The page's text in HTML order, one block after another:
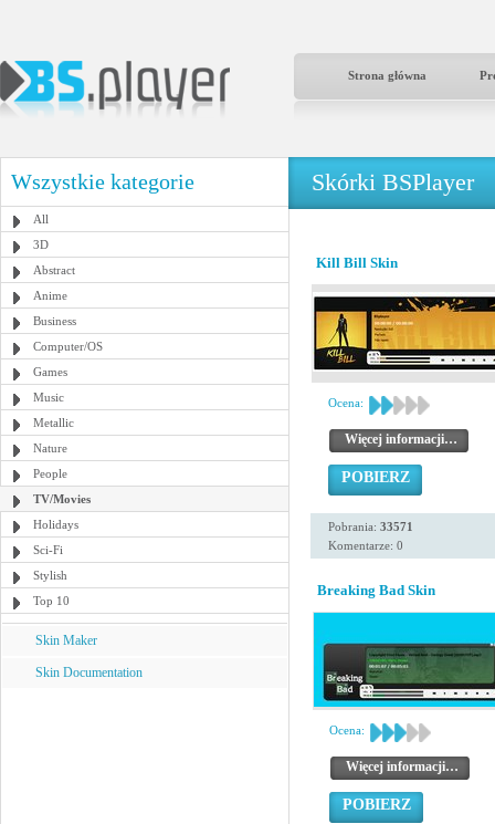
Strona główna
Wszystkie kategorie
All
3D
Abstract
Anime
Business
Computer/OS
Games
Music
Metallic
Nature
People
TV/Movies
Holidays
Sci-Fi
Stylish
Top 10
Skin Maker
Skin Documentation
Skórki BSPlayer
Kill Bill Skin
Ocena:
Więcej informacji…
POBIERZ
Pobrania: 33571
Komentarze: 0
Breaking Bad Skin
Ocena:
Więcej informacji…
POBIERZ